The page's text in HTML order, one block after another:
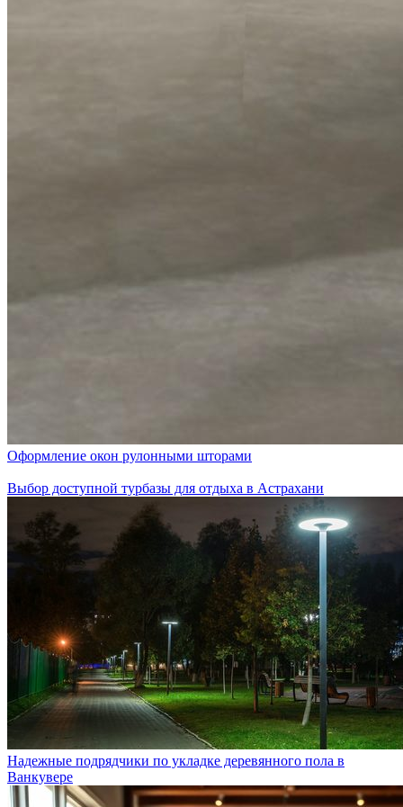
Оформление окон рулонными шторами
Выбор доступной турбазы для отдыха в Астрахани
Надежные подрядчики по укладке деревянного пола в
Ванкувере